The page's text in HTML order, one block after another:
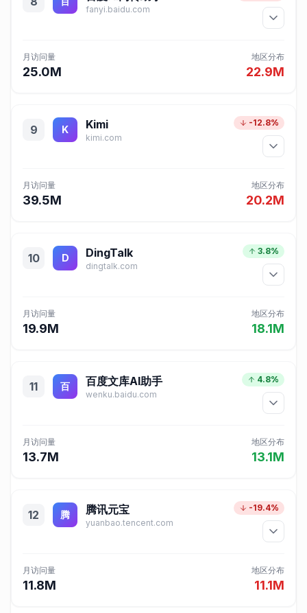
fanyi.baidu.com
月访问量
25.0M
地区分布
22.9M
9 K Kimi
kimi.com
-12.8%
月访问量
39.5M
地区分布
20.2M
10 D DingTalk
dingtalk.com
3.8%
月访问量
19.9M
地区分布
18.1M
11 百 百度文库AI助手
wenku.baidu.com
4.8%
月访问量
13.7M
地区分布
13.1M
12 腾 腾讯元宝
yuanbao.tencent.com
-19.4%
月访问量
11.8M
地区分布
11.1M